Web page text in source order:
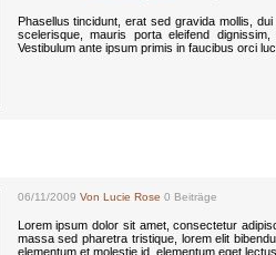
Phasellus tincidunt, erat sed gravida mollis,
scelerisque, mauris porta eleifend
Vestibulum ante ipsum primis in faucibus orci
06/11/2009 Von Lucie Rose 0 Beiträge
Lorem ipsum dolor sit amet, consectetur
massa sed pharetra tristique, lorem elit
elementum et molestie id, elementum eget